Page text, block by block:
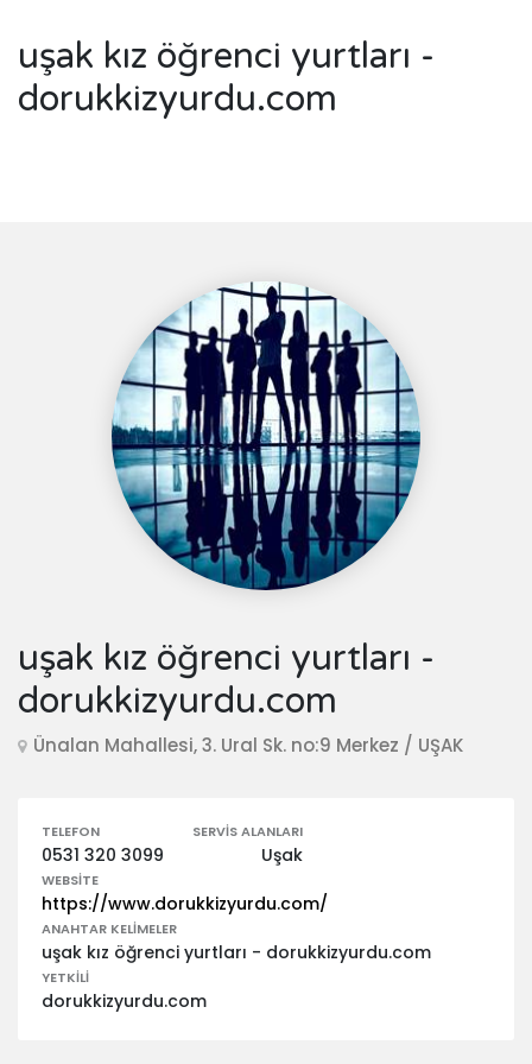
uşak kız öğrenci yurtları -
dorukkizyurdu.com
uşak kız öğrenci yurtları -
dorukkizyurdu.com
Ünalan Mahallesi, 3. Ural Sk. no:9 Merkez / UŞAK
TELEFON
0531 320 3099
SERVIS ALANLARI
Uşak
WEBSITE
https://www.dorukkizyurdu.com/
ANAHTAR KELIMELER
uşak kız öğrenci yurtları - dorukkizyurdu.com
YETKILI
dorukkizyurdu.com